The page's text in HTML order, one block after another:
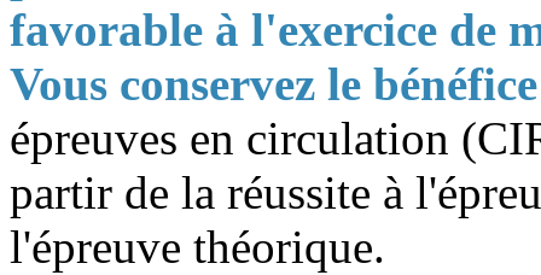
favorable à l'exercice de
Vous conservez le
épreuves en circulation
partir de la réussite à
l'épreuve théorique.